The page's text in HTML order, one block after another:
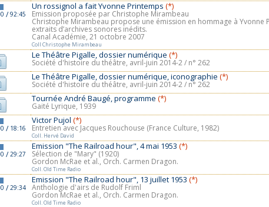
/92:45
Un rossignol a fait Yvonne Printemps (*)
Emission proposée par Christophe Mirambeau
Christophe Mirambeau propose une émission en hommage à
extraits d’archives sonores inédits.
Canal Académie, 21 octobre 2007
Coll Christophe Mirambeau
Le Théâtre Pigalle, dossier numérique (*)
Société d'histoire du théâtre, avril-juin 2014-2 / n° 262
Le Théâtre Pigalle, dossier numérique, iconographie (*)
Société d'histoire du théâtre, avril-juin 2014-2 / n° 262
Tournée André Baugé, programme (*)
Gaité Lyrique, 1939
/ 18:16
Victor Pujol (*)
Entretien avec Jacques Rouchouse (France Culture, 1982)
Coll. Hervé David
/ 29:27
Emission "The Railroad hour", 4 mai 1953 (*)
Sélection de "Mary" (1920)
Gordon McRae et al., Orch. Carmen Dragon.
Coll. Old Time Radio
/ 29:34
Emission "The Railroad hour", 13 juillet 1953 (*)
Anthologie d'airs de Rudolf Friml
Gordon McRae et al., Orch. Carmen Dragon.
Coll. Old Time Radio